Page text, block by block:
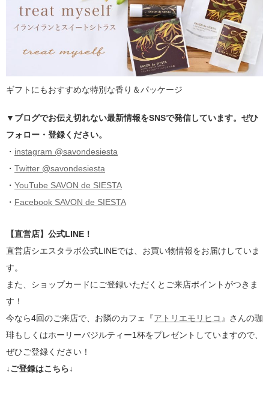
ギフトにもおすすめな特別な香り＆パッケージ
▼ブログでお伝え切れない最新情報をSNSで発信しています。ぜひ
フォロー・登録ください。
・ instagram @savondesiesta
・ Twitter @savondesiesta
・ YouTube SAVON de SIESTA
・ Facebook SAVON de SIESTA
【直営店】公式LINE！
直営店シエスタラボ公式LINEでは、お買い物情報をお届けしていま
す。
また、ショップカードにご登録いただくとご来店ポイントがつきま
す！
今なら4回のご来店で、お隣のカフェ『アトリエモリヒコ 』さんの珈
琲もしくはホーリーバジルティー1杯をプレゼントしていますので、
ぜひご登録ください！
↓ご登録はこちら↓